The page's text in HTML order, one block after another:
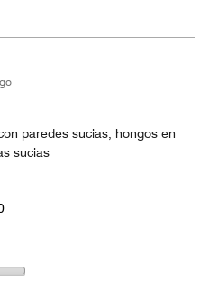
paredes sucias, hongos en
sucias